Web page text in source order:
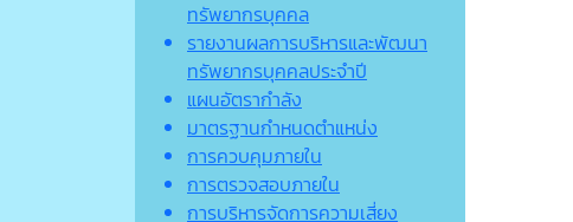
ทรัพยากรบุคคล
รายงานผลการบริหารและพัฒนา
ทรัพยากรบุคคลประจำปี
แผนอัตรากำลัง
มาตรฐานกำหนดตำแหน่ง
การควบคุมภายใน
การตรวจสอบภายใน
การบริหารจัดการความเสี่ยง